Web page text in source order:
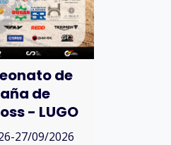
de
de
- LUGO
27/09/2026